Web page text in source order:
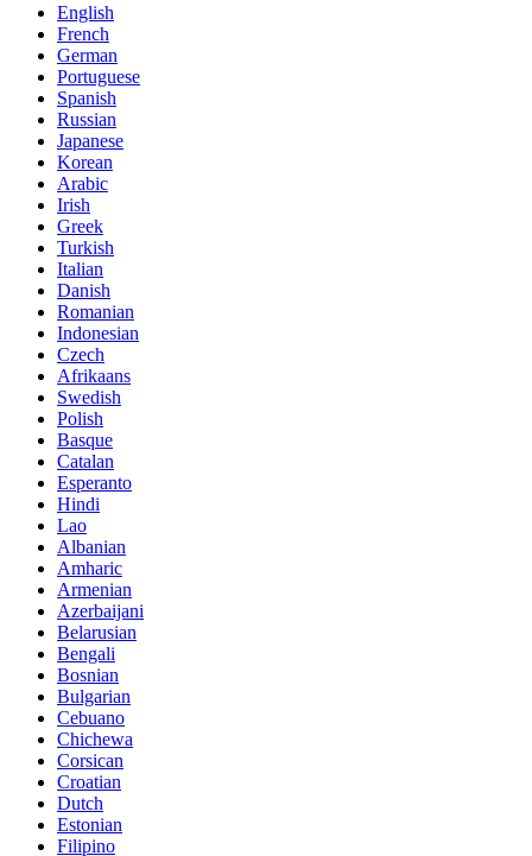
English
French
German
Portuguese
Spanish
Russian
Japanese
Korean
Arabic
Irish
Greek
Turkish
Italian
Danish
Romanian
Indonesian
Czech
Afrikaans
Swedish
Polish
Basque
Catalan
Esperanto
Hindi
Lao
Albanian
Amharic
Armenian
Azerbaijani
Belarusian
Bengali
Bosnian
Bulgarian
Cebuano
Chichewa
Corsican
Croatian
Dutch
Estonian
Filipino